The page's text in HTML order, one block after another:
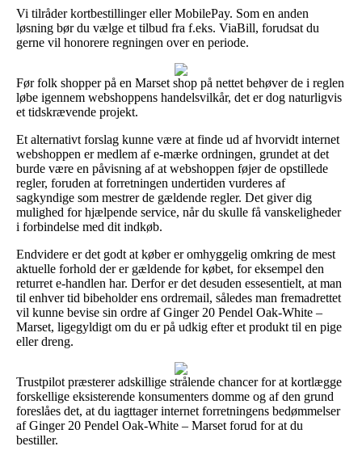
Vi tilråder kortbestillinger eller MobilePay. Som en anden
løsning bør du vælge et tilbud fra f.eks. ViaBill, forudsat du
gerne vil honorere regningen over en periode.
Før folk shopper på en Marset shop på nettet behøver de i reglen
løbe igennem webshoppens handelsvilkår, det er dog naturligvis
et tidskrævende projekt.
Et alternativt forslag kunne være at finde ud af hvorvidt internet
webshoppen er medlem af e-mærke ordningen, grundet at det
burde være en påvisning af at webshoppen føjer de opstillede
regler, foruden at forretningen undertiden vurderes af
sagkyndige som mestrer de gældende regler. Det giver dig
mulighed for hjælpende service, når du skulle få vanskeligheder
i forbindelse med dit indkøb.
Endvidere er det godt at køber er omhyggelig omkring de mest
aktuelle forhold der er gældende for købet, for eksempel den
returret e-handlen har. Derfor er det desuden essesentielt, at man
til enhver tid bibeholder ens ordremail, således man fremadrettet
vil kunne bevise sin ordre af Ginger 20 Pendel Oak-White –
Marset, ligegyldigt om du er på udkig efter et produkt til en pige
eller dreng.
Trustpilot præsterer adskillige strålende chancer for at kortlægge
forskellige eksisterende konsumenters domme og af den grund
foreslåes det, at du iagttager internet forretningens bedømmelser
af Ginger 20 Pendel Oak-White – Marset forud for at du
bestiller.